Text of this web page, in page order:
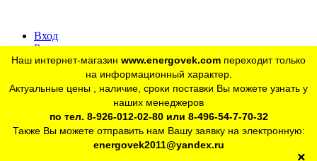
Вход
Регистрация
Для юр. лиц:+7 (926) 012-02-80
telegram Розничный магазин:+7 (925) 902-46-10
Наш интернет-магазин www.energovek.com переходит только
на информационный характер.
Актуальные цены , наличие, сроки поставки Вы можете узнать у
наших менеджеров
по тел. 8-926-012-02-80 или 8-496-54-7-70-32
Также Вы можете отправить нам Вашу заявку на электронную:
energovek2011@yandex.ru
×